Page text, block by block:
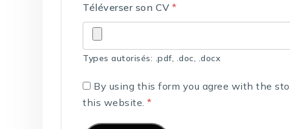
Téléverser son CV*
Types autorisés: .pdf, .doc, .docx
By using this form you agree with the
this website.*